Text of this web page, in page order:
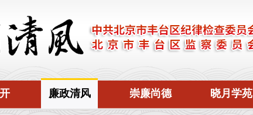
廉政清风 崇廉尚德 晓月学苑